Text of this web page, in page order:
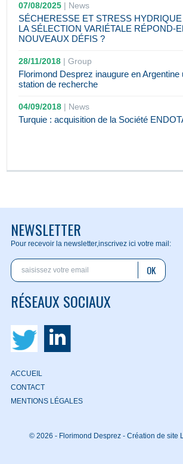
07/08/2025 | News
SÉCHERESSE ET STRESS
LA SÉLECTION VARIÉTALE RÉPOND-
NOUVEAUX DÉFIS ?
28/11/2018 |Group
Florimond Desprez inaugure en Argentine
station de recherche
04/09/2018 | News
Turquie : acquisition de la Société
NEWSLETTER
Pour recevoir la newsletter,inscrivez ici votre mail:
OK
RÉSEAUX SOCIAUX
ACCUEIL
CONTACT
MENTIONS LÉGALES
© 2026 - Florimond Desprez - Création de site